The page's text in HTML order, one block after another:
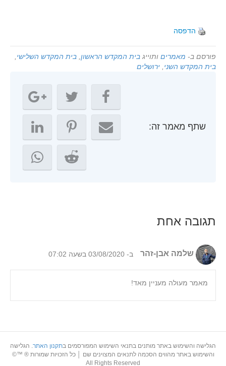
הדפסה
פורסם ב- מאמרים ותוייג בית המקדש הראשון בית המקדש השלישי
בית המקדש השני ירושלים
שתף מאמר זה:
תגובה אחת
שלמה אבן-זהר ב- 03/08/2020 בשעה 07:02
מאמר מעולה מעניין מאד!
הגלישה והשימוש באתר מותנים בתנאי השימוש המפורסמים בתקנון האתר . הגלישה
והשימוש באתר מהווים הסכמה לתנאים המצוינים שם │ כל הזכויות שמורות ® ™©
All Rights Reserved